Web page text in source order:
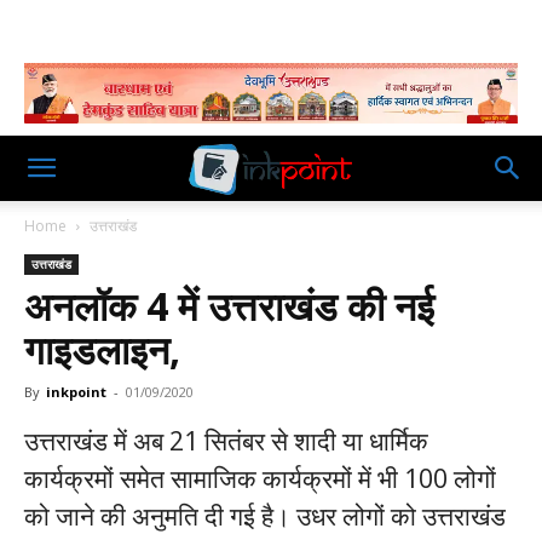
Home उत्तराखंड
उत्तराखंड
अनलॉक 4 में उत्तराखंड की नई
गाइडलाइन,
By inkpoint - 01/09/2020
उत्तराखंड में अब 21 सितंबर से शादी या धार्मिक
कार्यक्रमों समेत सामाजिक कार्यक्रमों में भी 100 लोगों
को जाने की अनुमति दी गई है। उधर लोगों को उत्तराखंड